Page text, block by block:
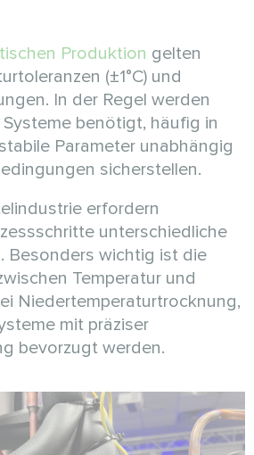
Produktion gelten
(±1°C) und
In der Regel werden
benötigt, häufig in
Parameter unabhängig
sicherstellen.
erfordern
unterschiedliche
Besonders wichtig ist die
Temperatur und
Niedertemperaturtrocknung,
mit präziser
bevorzugt werden.